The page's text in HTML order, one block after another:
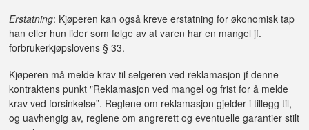
Erstatning: Kjøperen kan også kreve erstatning for økonomisk tap
han eller hun lider som følge av at varen har en mangel jf.
forbrukerkjøpslovens § 33.
Kjøperen må melde krav til selgeren ved reklamasjon jf denne
kontraktens punkt "Reklamasjon ved mangel og frist for å melde
krav ved forsinkelse”. Reglene om reklamasjon gjelder i tillegg til,
og uavhengig av, reglene om angrerett og eventuelle garantier stilt